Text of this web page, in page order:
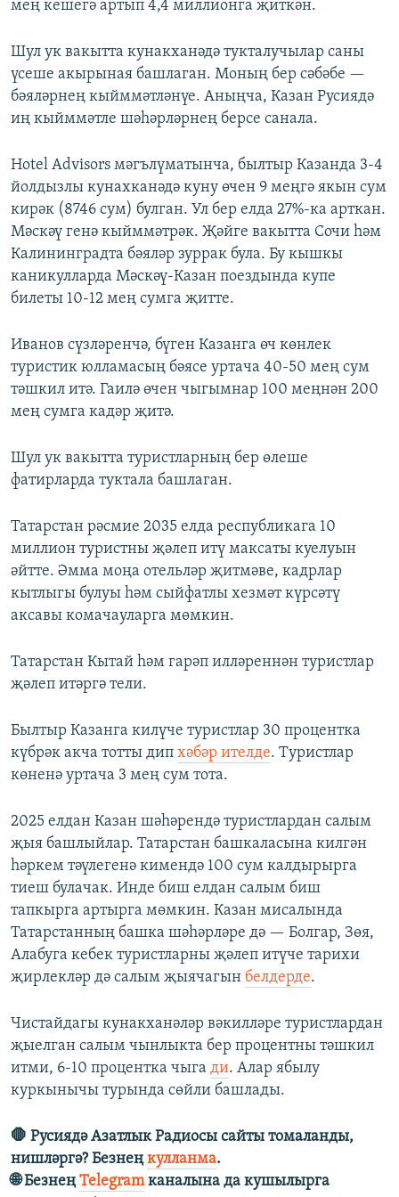
мең кешегә артып 4,4 миллионга җиткән.
Шул ук вакытта кунакханәдә тукталучылар саны
үсеше акырыная башлаган. Моның бер сәбәбе —
бәяләрнең кыйммәтләнүе. Аныңча, Казан Русиядә
иң кыйммәтле шәһәрләрнең берсе санала.
Hotel Advisors мәгълүматынча, былтыр Казанда 3-4
йолдызлы кунахканәдә куну өчен 9 меңгә якын сум
кирәк (8746 сум) булган. Ул бер елда 27%-ка арткан.
Мәскәү генә кыйммәтрәк. Җәйге вакытта Сочи һәм
Калининградта бәяләр зуррак була. Бу кышкы
каникулларда Мәскәү-Казан поездында купе
билеты 10-12 мең сумга җитте.
Иванов сүзләренчә, бүген Казанга өч көнлек
туристик юлламасың бәясе уртача 40-50 мең сум
тәшкил итә. Гаилә өчен чыгымнар 100 меңнән 200
мең сумга кадәр җитә.
Шул ук вакытта туристларның бер өлеше
фатирларда туктала башлаган.
Татарстан рәсмие 2035 елда республикага 10
миллион туристны җәлеп итү максаты куелуын
әйтте. Әмма моңа отельләр җитмәве, кадрлар
кытлыгы булуы һәм сыйфатлы хезмәт күрсәтү
аксавы комачауларга мөмкин.
Татарстан Кытай һәм гарәп илләреннән туристлар
җәлеп итәргә тели.
Былтыр Казанга килүче туристлар 30 процентка
күбрәк акча тотты дип хәбәр ителде. Туристлар
көненә уртача 3 мең сум тота.
2025 елдан Казан шәһәрендә туристлардан салым
җыя башлыйлар. Татарстан башкаласына килгән
һәркем тәүлегенә кимендә 100 сум калдырырга
тиеш булачак. Инде биш елдан салым биш
тапкырга артырга мөмкин. Казан мисалында
Татарстанның башка шәһәрләре дә — Болгар, Зөя,
Алабуга кебек туристларны җәлеп итүче тарихи
җирлекләр дә салым җыячагын белдерде.
Чистайдагы кунакханәләр вәкилләре туристлардан
җыелган салым чынлыкта бер процентны тәшкил
итми, 6-10 процентка чыга ди. Алар ябылу
куркынычы турында сөйли башлады.
🛑 Русиядә Азатлык Радиосы сайты томаланды,
нишләргә? Безнеңкулланма.
🌐 БезнеңTelegramканалына да кушылырга